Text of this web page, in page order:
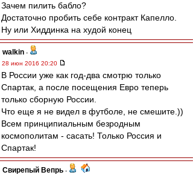
Зачем пилить бабло?
Достаточно пробить себе контракт Капелло.
Ну или Хиддинка на худой конец
walkin -
28 июн 2016 20:20
В России уже как год-два смотрю только
Спартак, а после посещения Евро теперь
только сборную России.
Что еще я не видел в футболе, не смешите.))
Всем принципиальным безродным
космополитам - сасать! Только Россия и
Спартак!
Свирепый Вепрь -